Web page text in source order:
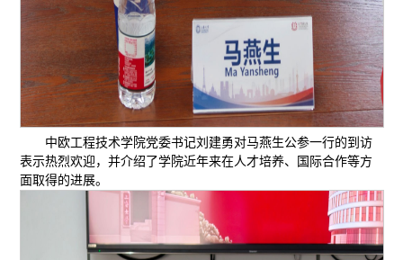
中欧工程技术学院党委书记刘建勇对马燕生公参一行的到访
表示热烈欢迎，并介绍了学院近年来在人才培养、国际合作等方
面取得的进展。